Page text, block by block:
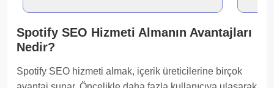
Spotify SEO Hizmeti Almanın Avantajları
Nedir?
Spotify SEO hizmeti almak, içerik üreticilerine birçok